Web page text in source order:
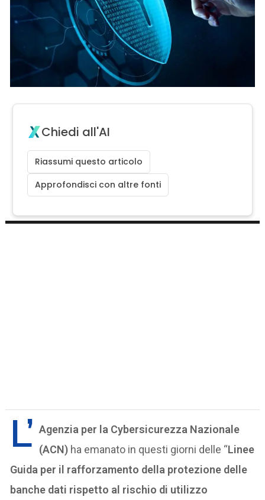
Chiedi all'AI
Riassumi questo articolo
Approfondisci con altre fonti
L’ Agenzia per la Cybersicurezza Nazionale
(ACN) ha emanato in questi giorni delle “Linee
Guida per il rafforzamento della protezione delle
banche dati rispetto al rischio di utilizzo